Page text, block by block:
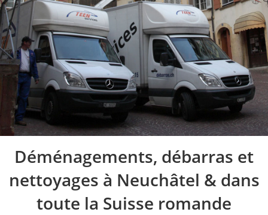
Déménagements, débarras et
nettoyages à Neuchâtel & dans
toute la Suisse romande